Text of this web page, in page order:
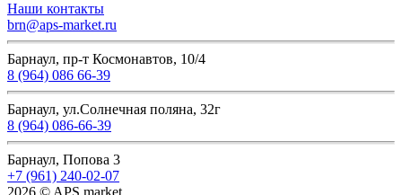
Наши контакты
brn@aps-market.ru
Барнаул, пр-т Космонавтов, 10/4
8 (964) 086 66-39
Барнаул, ул.Солнечная поляна, 32г
8 (964) 086-66-39
Барнаул, Попова 3
+7 (961) 240-02-07